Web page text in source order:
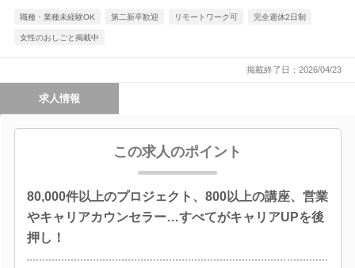
職種・業種未経験OK 第二新卒歓迎 リモートワーク可 完全週休2日制
女性のおしごと掲載中
掲載終了日：2026/04/23
求人情報
この求人のポイント
80,000件以上のプロジェクト、800以上の講座、営業
やキャリアカウンセラー…すべてがキャリアUPを後
押し！